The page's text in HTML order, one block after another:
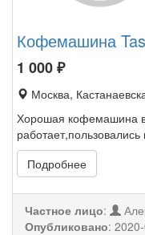
Кофемашина
1 000₽
Москва,
Хорошая кофемашина
работает,пользовались
Подробнее
Частное лицо:
Опубликовано: